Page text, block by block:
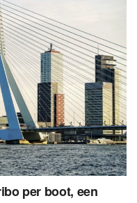
per boot, een